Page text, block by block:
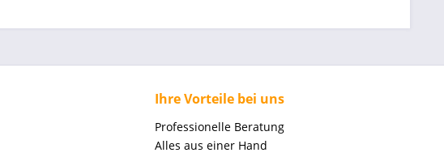
Ihre Vorteile bei uns
Professionelle Beratung
Alles aus einer Hand